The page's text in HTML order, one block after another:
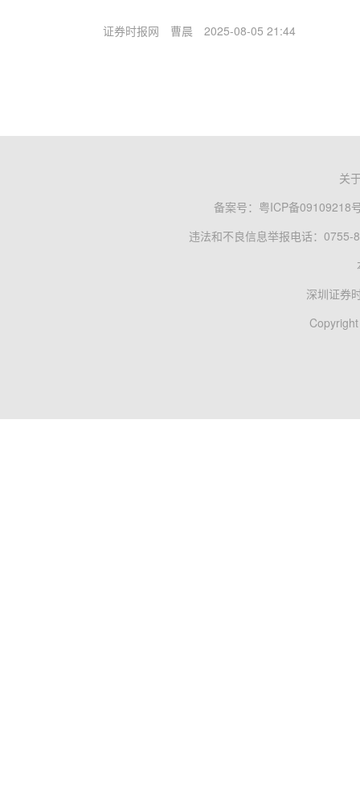
证券时报网 曹晨 2025-08-05 21:44
关
备案号： 粤ICP备09109218
违法和不良信息举报电话：0755-
深圳证券